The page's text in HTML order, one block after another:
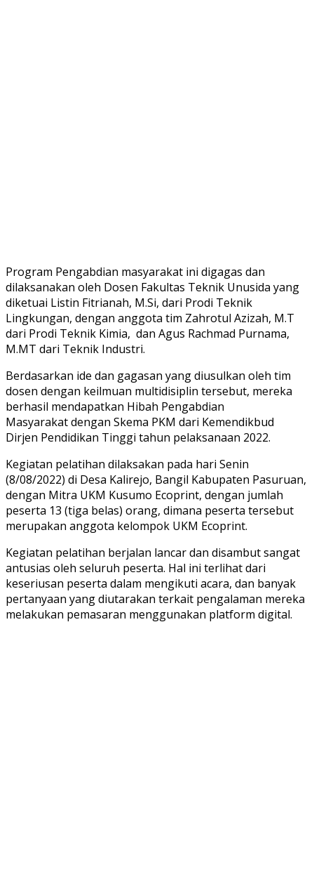
Program Pengabdian masyarakat ini digagas dan
dilaksanakan oleh Dosen Fakultas Teknik Unusida yang
diketuai Listin Fitrianah, M.Si, dari Prodi Teknik
Lingkungan, dengan anggota tim Zahrotul Azizah, M.T
dari Prodi Teknik Kimia, dan Agus Rachmad Purnama,
M.MT dari Teknik Industri.
Berdasarkan ide dan gagasan yang diusulkan oleh tim
dosen dengan keilmuan multidisiplin tersebut, mereka
berhasil mendapatkan Hibah Pengabdian
Masyarakat dengan Skema PKM dari Kemendikbud
Dirjen Pendidikan Tinggi tahun pelaksanaan 2022.
Kegiatan pelatihan dilaksakan pada hari Senin
(8/08/2022) di Desa Kalirejo, Bangil Kabupaten Pasuruan,
dengan Mitra UKM Kusumo Ecoprint, dengan jumlah
peserta 13 (tiga belas) orang, dimana peserta tersebut
merupakan anggota kelompok UKM Ecoprint.
Kegiatan pelatihan berjalan lancar dan disambut sangat
antusias oleh seluruh peserta. Hal ini terlihat dari
keseriusan peserta dalam mengikuti acara, dan banyak
pertanyaan yang diutarakan terkait pengalaman mereka
melakukan pemasaran menggunakan platform digital.